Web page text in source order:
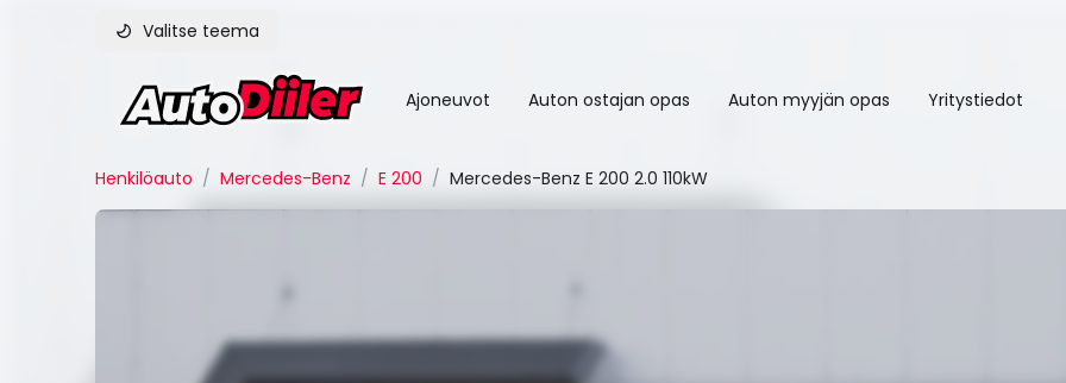
Valitse teema
Ajoneuvot Auton ostajan opas Auton myyjän opas Yritystiedot
Henkilöauto / Mercedes-Benz / E 200 / Mercedes-Benz E 200 2.0 110kW